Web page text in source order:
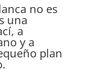
no es
una
a
y a
plan